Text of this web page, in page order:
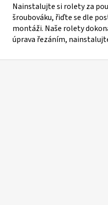
Nainstalujte si rolety za
šroubováku, řiďte se dle
montáži. Naše rolety
úprava řezáním,